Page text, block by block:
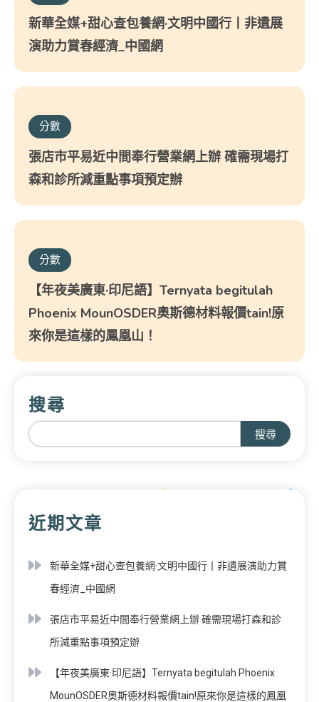
新華全媒+甜心查包養網·文明中國行丨非遺展
演助力賞春經濟_中國網
分數
張店市平易近中間奉行營業網上辦 確需現場打
森和診所減重點事項預定辦
分數
【年夜美廣東·印尼語】Ternyata begitulah
Phoenix MounOSDER奧斯德材料報價tain!原
來你是這樣的鳳凰山！
搜尋
搜尋
近期文章
新華全媒+甜心查包養網·文明中國行丨非遺展演助力賞
春經濟_中國網
張店市平易近中間奉行營業網上辦 確需現場打森和診
所減重點事項預定辦
【年夜美廣東·印尼語】Ternyata begitulah Phoenix
MounOSDER奧斯德材料報價tain!原來你是這樣的鳳凰